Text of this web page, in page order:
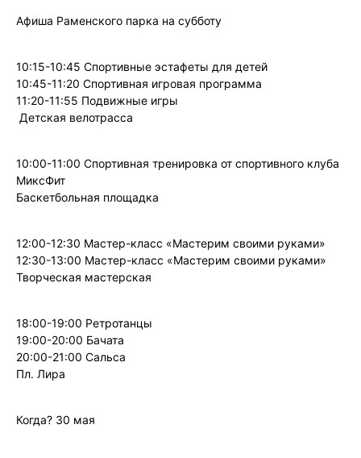
Афиша Раменского парка на субботу
10:15-10:45 Спортивные эстафеты для детей
10:45-11:20 Спортивная игровая программа
11:20-11:55 Подвижные игры
Детская велотрасса
10:00-11:00 Спортивная тренировка от спортивного клуба
МиксФит
Баскетбольная площадка
12:00-12:30 Мастер-класс «Мастерим своими руками»
12:30-13:00 Мастер-класс «Мастерим своими руками»
Творческая мастерская
18:00-19:00 Ретротанцы
19:00-20:00 Бачата
20:00-21:00 Сальса
Пл. Лира
Когда? 30 мая